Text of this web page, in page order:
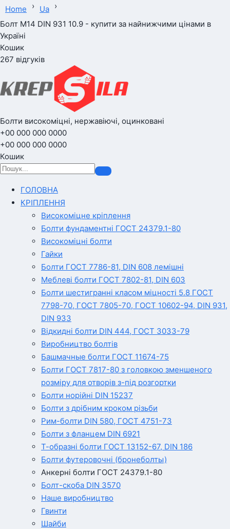
Home › Ua ›
Болт М14 DIN 931 10.9 - купити за найнижчими цінами в
Україні
Кошик
267 відгуків
Болти високоміцні, нержавіючі, оцинковані
+00 000 000 0000
+00 000 000 0000
Кошик
ГОЛОВНА
КРІПЛЕННЯ
Високоміцне кріплення
Болти фундаментні ГОСТ 24379.1-80
Високоміцні болти
Гайки
Болти ГОСТ 7786-81, DIN 608 лемішні
Меблеві болти ГОСТ 7802-81, DIN 603
Болти шестигранні класом міцності 5.8 ГОСТ
7798-70, ГОСТ 7805-70, ГОСТ 10602-94, DIN 931,
DIN 933
Відкидні болти DIN 444, ГОСТ 3033-79
Виробництво болтів
Башмачные болти ГОСТ 11674-75
Болти ГОСТ 7817-80 з головкою зменшеного
розміру для отворів з-під розгортки
Болти норійні DIN 15237
Болти з дрібним кроком різьби
Рим-болти DIN 580, ГОСТ 4751-73
Болти з фланцем DIN 6921
Т-образні болти ГОСТ 13152-67, DIN 186
Болти футеровочні (бронеболты)
Анкерні болти ГОСТ 24379.1-80
Болт-скоба DIN 3570
Наше виробництво
Гвинти
Шайби